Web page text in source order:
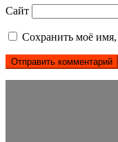
Сайт
Сохранить моё имя,